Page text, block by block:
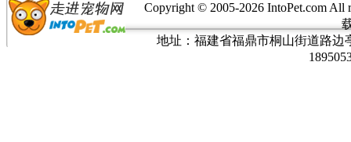
Copyright © 2005-2026 IntoPet.com
地址：福建省福鼎市桐山街道路边